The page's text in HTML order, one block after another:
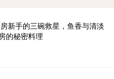
新手的三碗救星，鱼香与清淡
的秘密料理